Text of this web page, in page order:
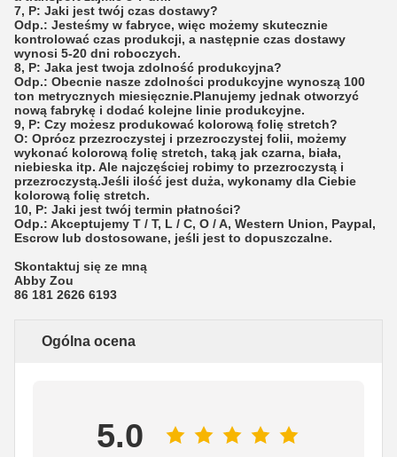
7, P: Jaki jest twój czas dostawy?
Odp.: Jesteśmy w fabryce, więc możemy skutecznie
kontrolować czas produkcji, a następnie czas dostawy
wynosi 5-20 dni roboczych.
8, P: Jaka jest twoja zdolność produkcyjna?
Odp.: Obecnie nasze zdolności produkcyjne wynoszą 100
ton metrycznych miesięcznie.Planujemy jednak otworzyć
nową fabrykę i dodać kolejne linie produkcyjne.
9, P: Czy możesz produkować kolorową folię stretch?
O: Oprócz przezroczystej i przezroczystej folii, możemy
wykonać kolorową folię stretch, taką jak czarna, biała,
niebieska itp. Ale najczęściej robimy to przezroczystą i
przezroczystą.Jeśli ilość jest duża, wykonamy dla Ciebie
kolorową folię stretch.
10, P: Jaki jest twój termin płatności?
Odp.: Akceptujemy T / T, L / C, O / A, Western Union, Paypal,
Escrow lub dostosowane, jeśli jest to dopuszczalne.
Skontaktuj się ze mną
Abby Zou
86 181 2626 6193
Ogólna ocena
5.0